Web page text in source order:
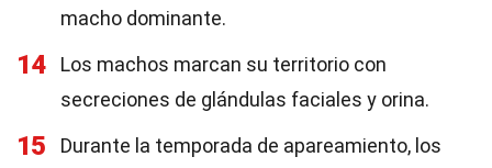
macho dominante.
14
Los machos marcan su territorio con
secreciones de glándulas faciales y orina.
15
Durante la temporada de apareamiento, los